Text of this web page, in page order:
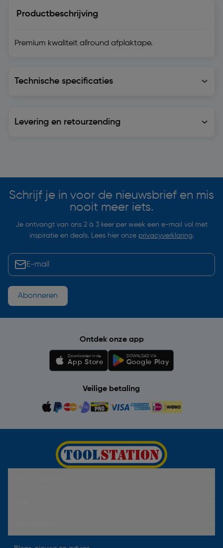
Productbeschrijving
Premium kwaliteit allround afplaktape.
Technische specificaties
Levering en retourzending
Schrijf je in voor de nieuwsbrief en mis
nooit meer iets.
Je ontvangt van ons 2 à 3 keer per week een e-mail vol met
inspiratie en deals. Lees hier onze privacyverklaring.
Abonneren
Ontdek onze app
Downloaden in de
App Store
DOWNLOAD VIA
Google Play
Veilige betaling